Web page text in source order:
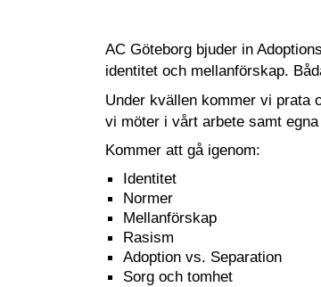
AC Göteborg bjuder in
identitet och mellanförskap.
Under kvällen kommer vi prata
vi möter i vårt arbete samt
Kommer att gå igenom:
Identitet
Normer
Mellanförskap
Rasism
Adoption vs. Separation
Sorg och tomhet